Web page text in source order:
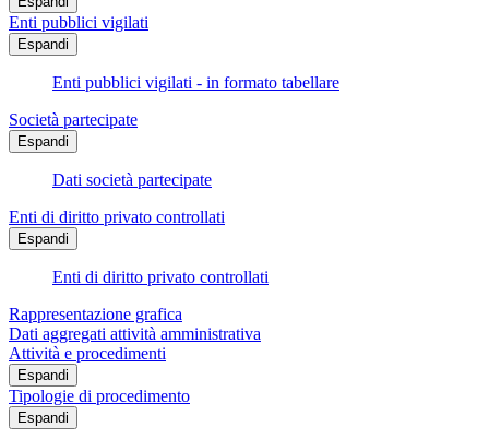
Enti pubblici vigilati
Espandi
Enti pubblici vigilati - in formato tabellare
Società partecipate
Espandi
Dati società partecipate
Enti di diritto privato controllati
Espandi
Enti di diritto privato controllati
Rappresentazione grafica
Dati aggregati attività amministrativa
Attività e procedimenti
Espandi
Tipologie di procedimento
Espandi